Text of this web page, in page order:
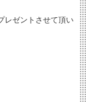
レゼントさせて頂い